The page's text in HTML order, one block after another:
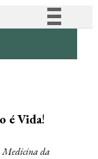
BR
é Vida!
Medicina da